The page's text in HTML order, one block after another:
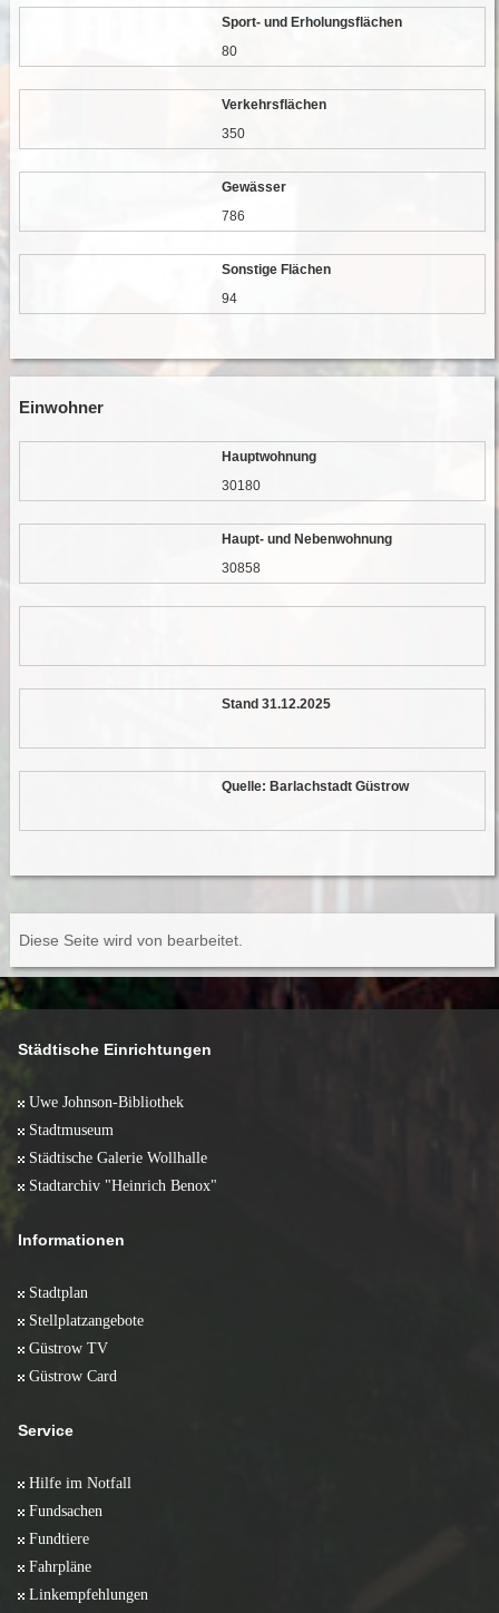
Sport- und Erholungsflächen
80
Verkehrsflächen
350
Gewässer
786
Sonstige Flächen
94
Einwohner
Hauptwohnung
30180
Haupt- und Nebenwohnung
30858
Stand 31.12.2025
Quelle: Barlachstadt Güstrow
Diese Seite wird von bearbeitet.
Städtische Einrichtungen
Uwe Johnson-Bibliothek
Stadtmuseum
Städtische Galerie Wollhalle
Stadtarchiv "Heinrich Benox"
Informationen
Stadtplan
Stellplatzangebote
Güstrow TV
Güstrow Card
Service
Hilfe im Notfall
Fundsachen
Fundtiere
Fahrpläne
Linkempfehlungen